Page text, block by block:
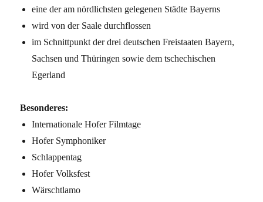
eine der am nördlichsten gelegenen Städte Bayerns
wird von der Saale durchflossen
im Schnittpunkt der drei deutschen Freistaaten Bayern,
Sachsen und Thüringen sowie dem tschechischen
Egerland
Besonderes:
Internationale Hofer Filmtage
Hofer Symphoniker
Schlappentag
Hofer Volksfest
Wärschtlamo